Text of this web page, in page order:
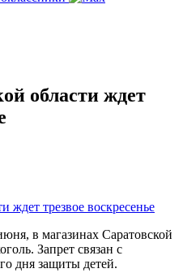
области ждет
в магазинах Саратовской
Запрет связан с
дня защиты детей.